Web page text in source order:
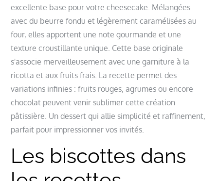
excellente base pour votre cheesecake. Mélangées
avec du beurre fondu et légèrement caramélisées au
four, elles apportent une note gourmande et une
texture croustillante unique. Cette base originale
s'associe merveilleusement avec une garniture à la
ricotta et aux fruits frais. La recette permet des
variations infinies : fruits rouges, agrumes ou encore
chocolat peuvent venir sublimer cette création
pâtissière. Un dessert qui allie simplicité et raffinement,
parfait pour impressionner vos invités.
Les biscottes dans